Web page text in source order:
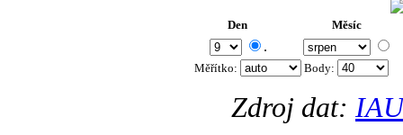
Den Měsíc
.
Měřítko: Body:
Zdroj dat: